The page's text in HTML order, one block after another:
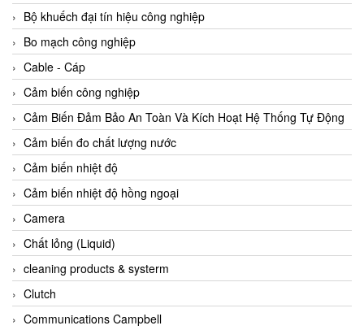
AGR International Vietnam
Aichi Tokei Denki Vietnam
Aii Vietnam
AIKOH
AINUO Vietnam
AIR MAJOR
Aira Euro Automation
Airtac Vietnam
Airtec Vietnam
AI-Tek Vietnam
Akerstroms Viet Nam
AKO Armaturen & Separationstechnik
AKO Armaturen & Separationstechnik Vietnam
Bộ khuếch đại tín hiệu công nghiệp
Bo mạch công nghiệp
Cable - Cáp
Cảm biến công nghiệp
Cảm Biến Đảm Bảo An Toàn Và Kích Hoạt Hệ Thống Tự Động
Cảm biến đo chất lượng nước
Cảm biến nhiệt độ
Cảm biến nhiệt độ hồng ngoại
Camera
Chất lỏng (Liquid)
cleaning products & systerm
Clutch
Communications Campbell